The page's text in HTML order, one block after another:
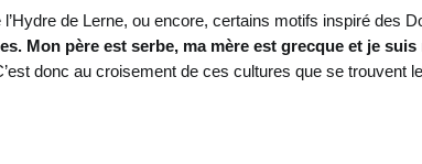
de Lerne, ou encore, certains motifs inspiré des
Mon père est serbe, ma mère est grecque et je suis
donc au croisement de ces cultures que se trouvent